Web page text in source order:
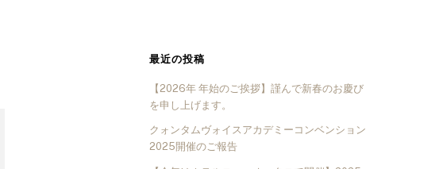
最近の投稿
【2026年 年始のご挨拶】謹んで新春のお慶び
を申し上げます。
クォンタムヴォイスアカデミーコンベンション
2025開催のご報告